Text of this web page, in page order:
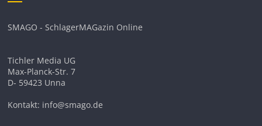
SMAGO - SchlagerMAGazin Online
Tichler Media UG
Max-Planck-Str. 7
D- 59423 Unna
Kontakt: info@smago.de